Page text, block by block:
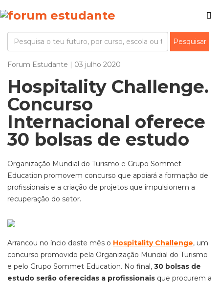
Forum Estudante | 03 julho 2020
Hospitality Challenge.
Concurso
Internacional oferece
30 bolsas de estudo
Organização Mundial do Turismo e Grupo Sommet
Education promovem concurso que apoiará a formação de
profissionais e a criação de projetos que impulsionem a
recuperação do setor.
Arrancou no íncio deste mês o Hospitality Challenge, um
concurso promovido pela Organização Mundial do Turismo
e pelo Grupo Sommet Education. No final, 30 bolsas de
estudo serão oferecidas a profissionais que procurem a